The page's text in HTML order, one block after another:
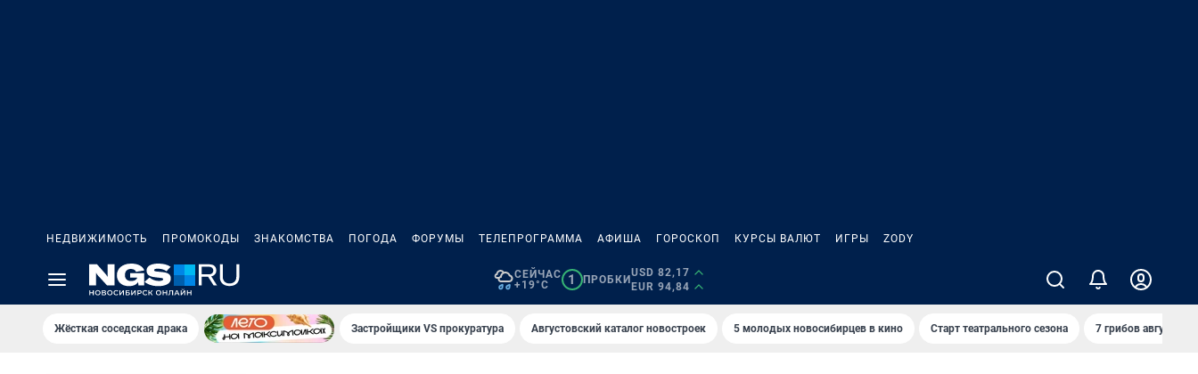
НЕДВИЖИМОСТЬ ПРОМОКОДЫ ЗНАКОМСТВА ПОГОДА ФОРУМЫ ТЕЛЕПРОГРАММА АФИША ГОРОСКОП КУРСЫ ВАЛЮТ ИГРЫ ZODY
СЕЙЧАС
+19°C
1 ПРОБКИ
USD 82,17
EUR 94,84
Жёсткая соседская драка Застройщики VS прокуратура Августовский каталог новостроек 5 молодых новосибирцев в кино Старт театрального сезона 7 грибов августа